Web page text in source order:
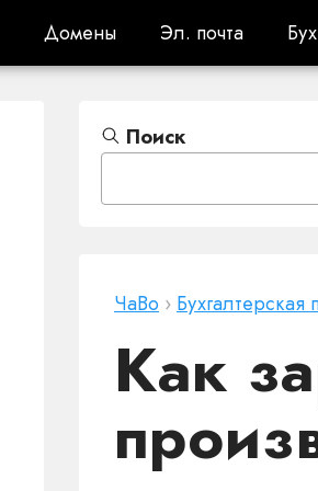
Домены
Домены Эл. почта
Эл. почта
Поиск
ЧаВо › Бухгалтерская
Как